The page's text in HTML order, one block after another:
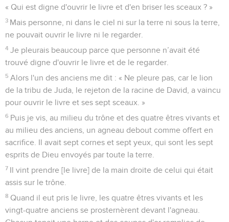
« Qui est digne d'ouvrir le livre et d'en briser les sceaux ? »
3 Mais personne, ni dans le ciel ni sur la terre ni sous la terre,
ne pouvait ouvrir le livre ni le regarder.
4 Je pleurais beaucoup parce que personne n’avait été
trouvé digne d'ouvrir le livre et de le regarder.
5 Alors l'un des anciens me dit : « Ne pleure pas, car le lion
de la tribu de Juda, le rejeton de la racine de David, a vaincu
pour ouvrir le livre et ses sept sceaux. »
6 Puis je vis, au milieu du trône et des quatre êtres vivants et
au milieu des anciens, un agneau debout comme offert en
sacrifice. Il avait sept cornes et sept yeux, qui sont les sept
esprits de Dieu envoyés par toute la terre.
7 Il vint prendre [le livre] de la main droite de celui qui était
assis sur le trône.
8 Quand il eut pris le livre, les quatre êtres vivants et les
vingt-quatre anciens se prosternèrent devant l'agneau.